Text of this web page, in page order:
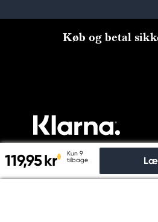
119,95 kr
Kun 9
tilbage
Køb og betal